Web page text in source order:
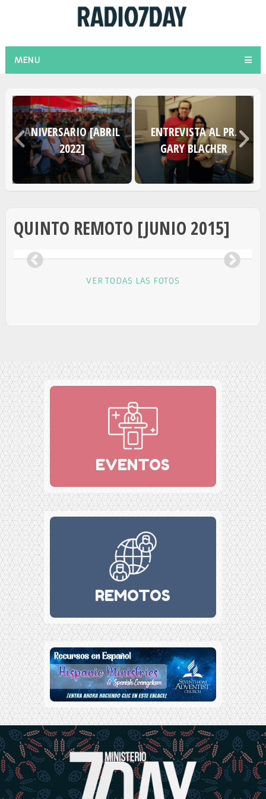
MENU
ANIVERSARIO [ABRIL
2022]
ENTREVISTA AL PR.
GARY BLACHER
QUINTO REMOTO [JUNIO 2015]
VER TODAS LAS FOTOS
EVENTOS
REMOTOS